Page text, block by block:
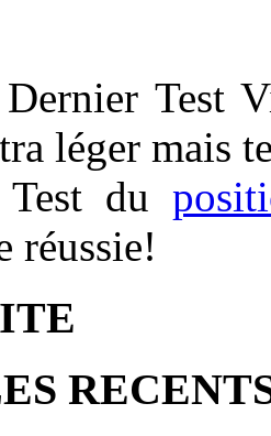
Dernier Test
léger mais
Test du
réussie!